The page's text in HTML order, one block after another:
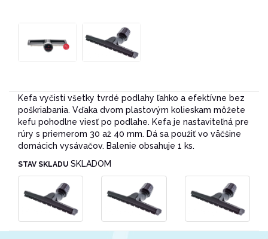
Kefa vyčistí všetky tvrdé podlahy ľahko a efektívne bez
poškriabania. Vďaka dvom plastovým kolieskam môžete
kefu pohodlne viesť po podlahe. Kefa je nastaviteľná pre
rúry s priemerom 30 až 40 mm. Dá sa použiť vo väčšine
domácich vysávačov. Balenie obsahuje 1 ks.
STAV SKLADU SKLADOM